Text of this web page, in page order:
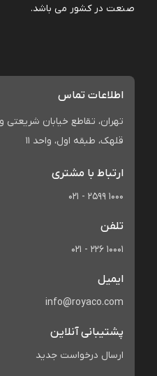
صنعت در کشور می باشد.
اطلاعات تماس
تهران، تقاطع خیابان
قلهک، طبقه اول، واحد 11
ارتباط با مشتری
021 - 2599 1000
تلفن
021 - 226 10001
ایمیل
info@royaco.com
پشتیبانی آنلاین
ارسال درخواست جدید